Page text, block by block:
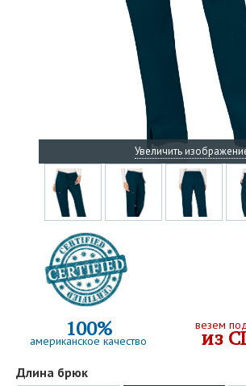
Увеличить
100%
американское качество
везем
из
Длина брюк